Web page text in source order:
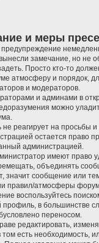
и меры
замечание, но не
Просто кто-то
атмосферу и порядок,
и модераторов.
и админами в
можно
не реагирует на просьбы
остается право
администрацией.
имеют право
объединять
значит сообщение или
правил/атмосферы
воспользуйтесь
в большинстве
переносом.
редактировать,
том есть необходимость,